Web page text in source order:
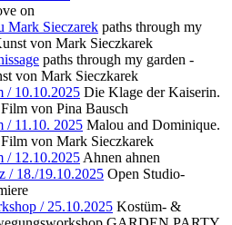
on
Mark Sieczarek paths through my
von Mark Sieczkarek
paths through my garden -
von Mark Sieczkarek
/ 10.10.2025 Die Klage der Kaiserin.
von Pina Bausch
/ 11.10. 2025 Malou and Dominique.
von Mark Sieczkarek
/ 12.10.2025 Ahnen ahnen
/ 18./19.10.2025 Open Studio-
/ 25.10.2025 Kostüm- &